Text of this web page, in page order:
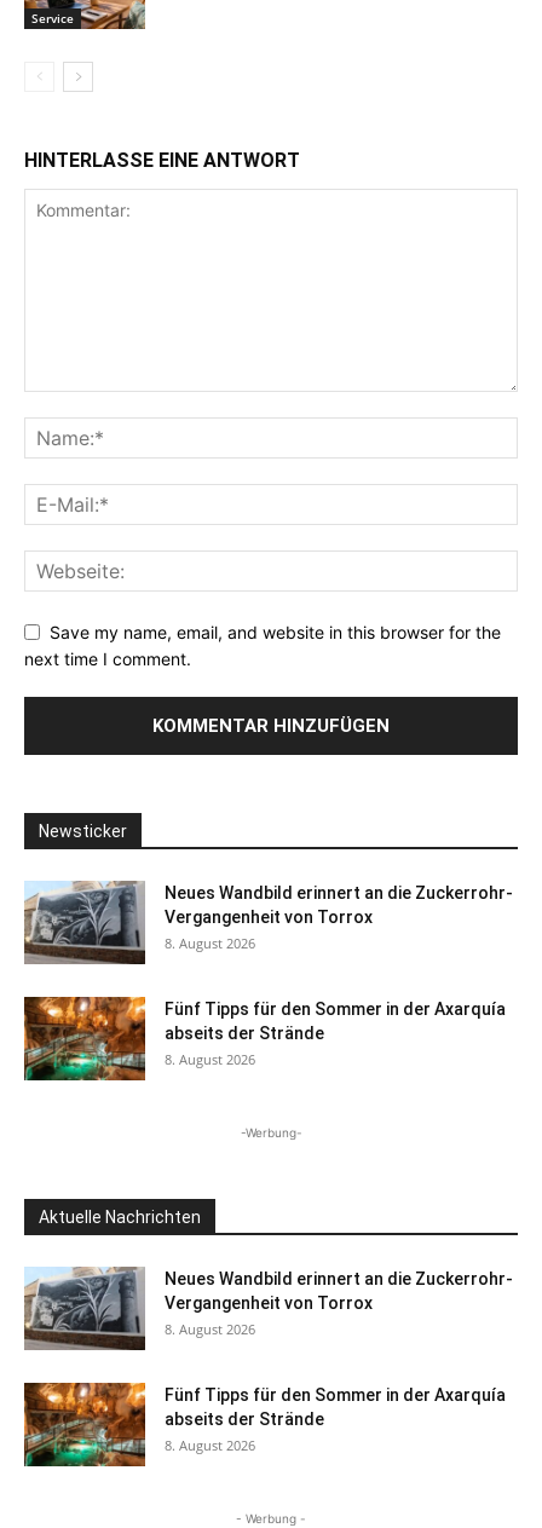
Service
HINTERLASSE EINE ANTWORT
Save my name, email, and website in this browser for the
next time I comment.
Newsticker
Neues Wandbild erinnert an die Zuckerrohr-
Vergangenheit von Torrox
8. August 2026
Fünf Tipps für den Sommer in der Axarquía
abseits der Strände
8. August 2026
-Werbung-
Aktuelle Nachrichten
Neues Wandbild erinnert an die Zuckerrohr-
Vergangenheit von Torrox
8. August 2026
Fünf Tipps für den Sommer in der Axarquía
abseits der Strände
8. August 2026
- Werbung -